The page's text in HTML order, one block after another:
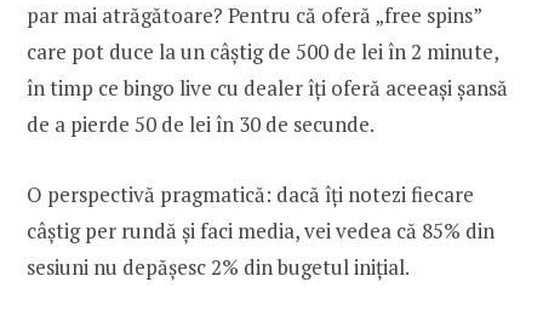
par mai atrăgătoare? Pentru că oferă „free spins”
care pot duce la un câștig de 500 de lei în 2 minute,
în timp ce bingo live cu dealer îți oferă aceeași șansă
de a pierde 50 de lei în 30 de secunde.
O perspectivă pragmatică: dacă îți notezi fiecare
câștig per rundă și faci media, vei vedea că 85% din
sesiuni nu depășesc 2% din bugetul inițial.